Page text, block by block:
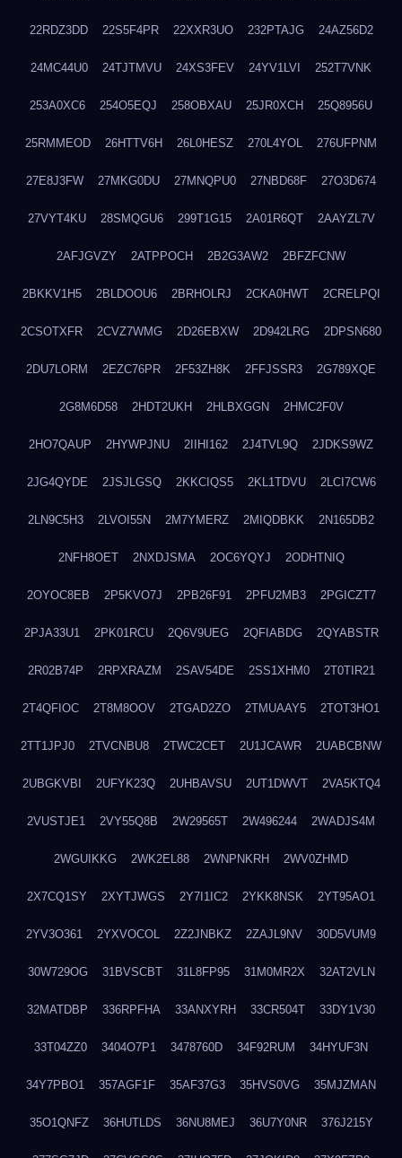
22RDZ3DD 22S5F4PR 22XXR3UO 232PTAJG 24AZ56D2
24MC44U0 24TJTMVU 24XS3FEV 24YV1LVI 252T7VNK
253A0XC6 254O5EQJ 258OBXAU 25JR0XCH 25Q8956U
25RMMEOD 26HTTV6H 26L0HESZ 270L4YOL 276UFPNM
27E8J3FW 27MKG0DU 27MNQPU0 27NBD68F 27O3D674
27VYT4KU 28SMQGU6 299T1G15 2A01R6QT 2AAYZL7V
2AFJGVZY 2ATPPOCH 2B2G3AW2 2BFZFCNW
2BKKV1H5 2BLDOOU6 2BRHOLRJ 2CKA0HWT 2CRELPQI
2CSOTXFR 2CVZ7WMG 2D26EBXW 2D942LRG 2DPSN680
2DU7LORM 2EZC76PR 2F53ZH8K 2FFJSSR3 2G789XQE
2G8M6D58 2HDT2UKH 2HLBXGGN 2HMC2F0V
2HO7QAUP 2HYWPJNU 2IIHI162 2J4TVL9Q 2JDKS9WZ
2JG4QYDE 2JSJLGSQ 2KKCIQS5 2KL1TDVU 2LCI7CW6
2LN9C5H3 2LVOI55N 2M7YMERZ 2MIQDBKK 2N165DB2
2NFH8OET 2NXDJSMA 2OC6YQYJ 2ODHTNIQ
2OYOC8EB 2P5KVO7J 2PB26F91 2PFU2MB3 2PGICZT7
2PJA33U1 2PK01RCU 2Q6V9UEG 2QFIABDG 2QYABSTR
2R02B74P 2RPXRAZM 2SAV54DE 2SS1XHM0 2T0TIR21
2T4QFIOC 2T8M8OOV 2TGAD2ZO 2TMUAAY5 2TOT3HO1
2TT1JPJ0 2TVCNBU8 2TWC2CET 2U1JCAWR 2UABCBNW
2UBGKVBI 2UFYK23Q 2UHBAVSU 2UT1DWVT 2VA5KTQ4
2VUSTJE1 2VY55Q8B 2W29565T 2W496244 2WADJS4M
2WGUIKKG 2WK2EL88 2WNPNKRH 2WV0ZHMD
2X7CQ1SY 2XYTJWGS 2Y7I1IC2 2YKK8NSK 2YT95AO1
2YV3O361 2YXVOCOL 2Z2JNBKZ 2ZAJL9NV 30D5VUM9
30W729OG 31BVSCBT 31L8FP95 31M0MR2X 32AT2VLN
32MATDBP 336RPFHA 33ANXYRH 33CR504T 33DY1V30
33T04ZZ0 3404O7P1 3478760D 34F92RUM 34HYUF3N
34Y7PBO1 357AGF1F 35AF37G3 35HVS0VG 35MJZMAN
35O1QNFZ 36HUTLDS 36NU8MEJ 36U7Y0NR 376J215Y